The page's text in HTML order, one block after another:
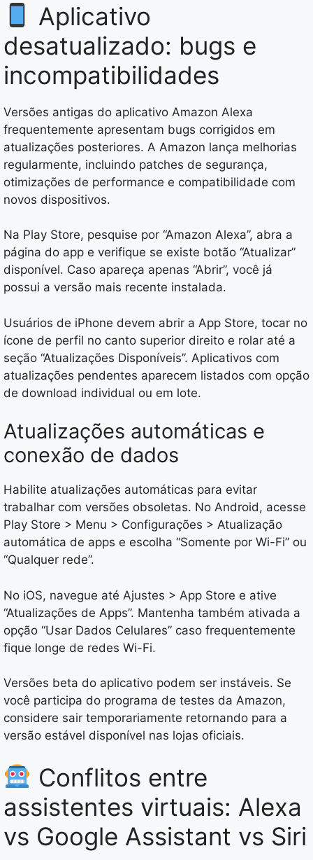
Aplicativo
desatualizado: bugs e
incompatibilidades
Versões antigas do aplicativo Amazon Alexa
frequentemente apresentam bugs corrigidos em
atualizações posteriores. A Amazon lança melhorias
regularmente, incluindo patches de segurança,
otimizações de performance e compatibilidade com
novos dispositivos.
Na Play Store, pesquise por “Amazon Alexa”, abra a
página do app e verifique se existe botão “Atualizar”
disponível. Caso apareça apenas “Abrir”, você já
possui a versão mais recente instalada.
Usuários de iPhone devem abrir a App Store, tocar no
ícone de perfil no canto superior direito e rolar até a
seção “Atualizações Disponíveis”. Aplicativos com
atualizações pendentes aparecem listados com opção
de download individual ou em lote.
Atualizações automáticas e
conexão de dados
Habilite atualizações automáticas para evitar
trabalhar com versões obsoletas. No Android, acesse
Play Store > Menu > Configurações > Atualização
automática de apps e escolha “Somente por Wi-Fi” ou
“Qualquer rede”.
No iOS, navegue até Ajustes > App Store e ative
“Atualizações de Apps”. Mantenha também ativada a
opção “Usar Dados Celulares” caso frequentemente
fique longe de redes Wi-Fi.
Versões beta do aplicativo podem ser instáveis. Se
você participa do programa de testes da Amazon,
considere sair temporariamente retornando para a
versão estável disponível nas lojas oficiais.
Conflitos entre
assistentes virtuais: Alexa
vs Google Assistant vs Siri